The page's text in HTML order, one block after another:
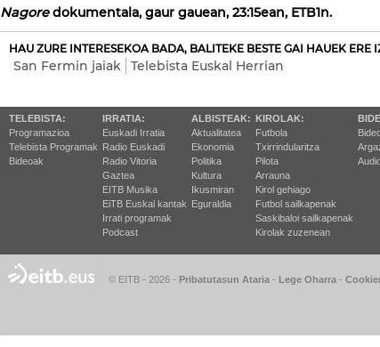
Nagoredokumentala, gaur gauean, 23:15ean, ETB1n.
HAU ZURE INTERESEKOA BADA, BALITEKE BESTE GAI HAUEK ERE
San Fermin jaiak Telebista Euskal Herrian
TELEBISTA:
Programazioa
Telebista Programak
Bideoak
IRRATIA:
Euskadi Irratia
Radio Euskadi
Radio Vitoria
Gaztea
EITB Musika
EiTB Euskal kantak
Irrati programak
Podcast
ALBISTEAK:
Aktualitatea
Ekonomia
Politika
Kultura
Ikusmiran
Eguraldia
KIROLAK:
Futbola
Txirrindularitza
Pilota
Arrauna
Kirol gehiago
Futbol sailkapenak
Saskibaloi sailkapenak
Kirolak zuzenean
© EITB - 2026 - Pribatutasun Ataria - Lege Oharra -